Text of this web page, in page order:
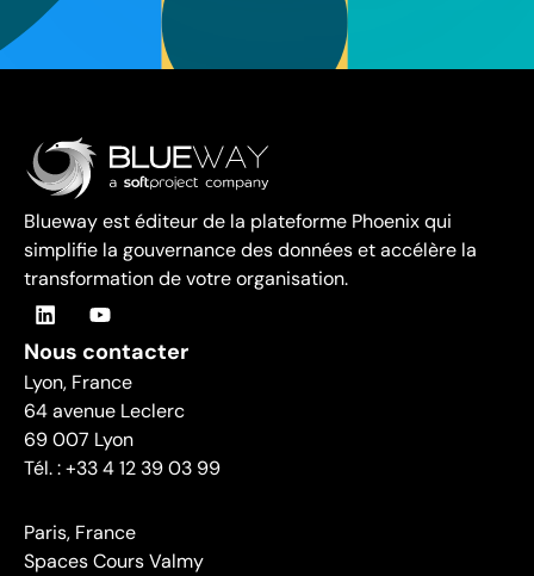
Blueway est éditeur de la plateforme Phoenix qui
simplifie la gouvernance des données et accélère la
transformation de votre organisation.
Nous contacter
Lyon, France
64 avenue Leclerc
69 007 Lyon
Tél. : +33 4 12 39 03 99
Paris, France
Spaces Cours Valmy